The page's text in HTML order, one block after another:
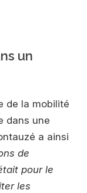
un
de la mobilité
dans une
a ainsi
de
pour le
les